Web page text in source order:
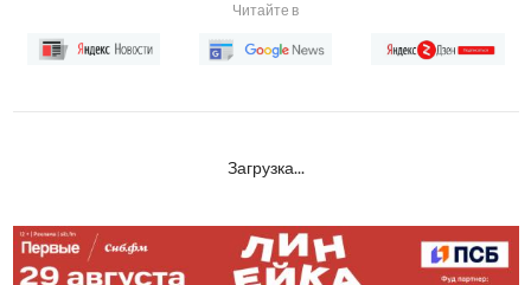
Читайте в
Загрузка...